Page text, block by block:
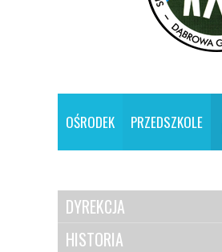
OŚRODEK PRZEDSZKOLE
DYREKCJA
HISTORIA